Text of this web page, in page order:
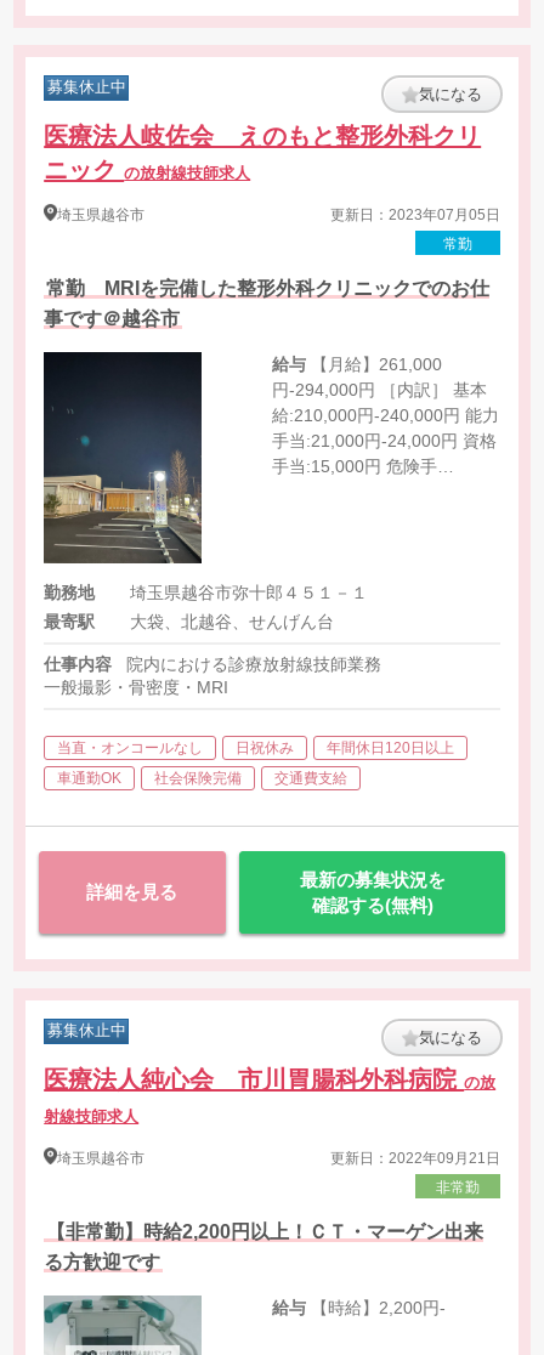
募集休止中 気になる
医療法人岐佐会 えのもと整形外科クリ
ニックの放射線技師求人
埼玉県越谷市
更新日：2023年07月05日
常勤
常勤 MRIを完備した整形外科クリニックでのお仕
事です＠越谷市
給与
円-294,000円 ［内訳］ 基本
給:210,000円-240,000円 能力
手当:21,000円-24,000円 資格
手当:15,000円 危険手
勤務地
埼玉県越谷市弥十郎４５１－１
最寄駅
大袋、北越谷、せんげん台
仕事内容
院内における診療放射線技師業務
一般撮影・骨密度・MRI
当直・オンコールなし 日祝休み
年間休日120日以上
車通勤OK
社会保険完備 交通費支給
詳細を見る
最新の募集状況を
確認する(無料)
募集休止中 気になる
医療法人純心会 市川胃腸科外科病院の放
射線技師求人
埼玉県越谷市
更新日：2022年09月21日
非常勤
【非常勤】時給2,200円以上！ＣＴ・マーゲン出来
る方歓迎です
給与 【時給】2,200円-